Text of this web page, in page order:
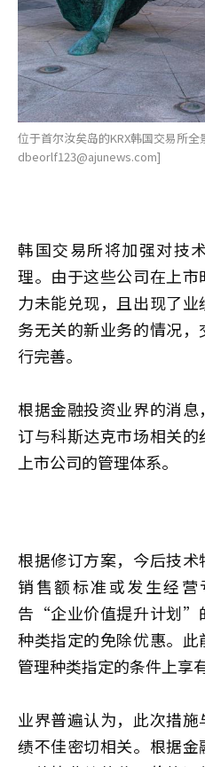
位于首尔汝矣岛的KRX韩国交易所全
dbeorlf123@ajunews.com]
韩国交易所将加强对技
理。由于这些公司在上
力未能兑现，且出现了
务无关的新业务的情况
行完善。
根据金融投资业界的消
订与科斯达克市场相关
上市公司的管理体系。
根据修订方案，今后技
销售额标准或发生经
告“企业价值提升计划”
种类指定的免除优惠。
管理种类指定的条件上享
业界普遍认为，此次措
绩不佳密切相关。根据